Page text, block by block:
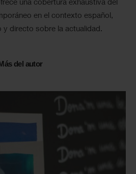
en el contexto español,
y directo sobre la actualidad.
del autor